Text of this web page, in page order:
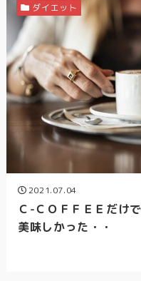
2021.07.04
Ｃ-ＣＯＦＦＥＥだけ
美味しかった・・
ダイエット